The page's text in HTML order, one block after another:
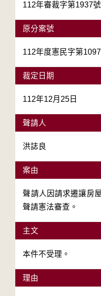
112年審裁字第1937號
原分案號
112年度憲民字第
裁定日期
112年12月25日
聲請人
洪誌良
案由
聲請人因請求遷讓房
聲請憲法審查。
主文
本件不受理。
理由